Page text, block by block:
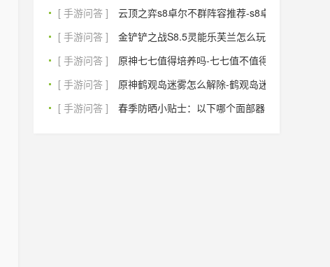
[ 手游问答 ]
云顶之弈s8卓尔不群阵容推荐-s8卓尔不群完美
[ 手游问答 ]
金铲铲之战S8.5灵能乐芙兰怎么玩-灵能乐芙兰
[ 手游问答 ]
原神七七值得培养吗-七七值不值得练
[ 手游问答 ]
原神鹤观岛迷雾怎么解除-鹤观岛迷雾任务攻略大
[ 手游问答 ]
春季防晒小贴士：以下哪个面部器官对紫外线更